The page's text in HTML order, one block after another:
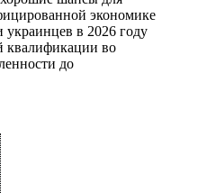
экономике
украинцев в 2026 году
квалификации во
до